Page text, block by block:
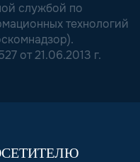
службой по
технологий
от 21.06.2013 г.